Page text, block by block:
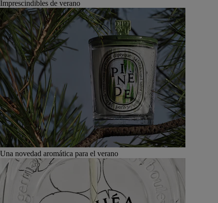
Imprescindibles de verano
Una novedad aromática para el verano